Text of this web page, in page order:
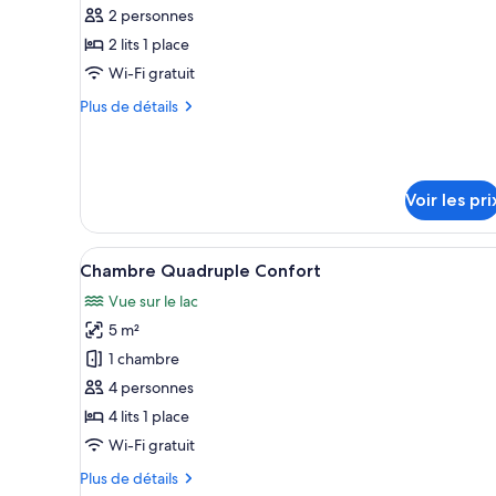
pour
ce
type
chambre :
lits
jumeaux
2 personnes
2 lits 1 place
Wi-Fi gratuit
Plus de détails
Plus
de
chambre
Chambre
avec
lits
jumeaux
Voir les
Afficher
toutes
les
photos
pour
ce
type
de
chambre :
Chambre
Une chambre avec un lit,
6
Chambre Quadruple Confort
Vue sur le lac
5 m²
1 chambre
4 personnes
4 lits 1 place
Wi-Fi gratuit
Plus de détails
Plus